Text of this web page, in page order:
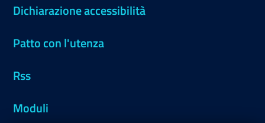
Dichiarazione accessibilità
Patto con l'utenza
Rss
Moduli